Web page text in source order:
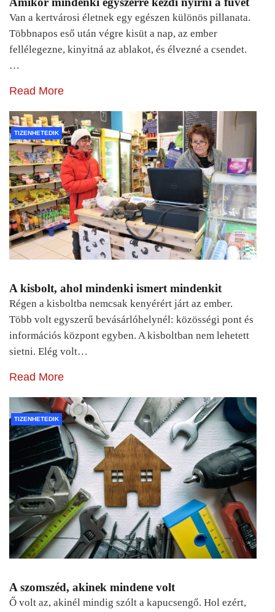
Van a kertvárosi életnek egy egészen különös pillanata.
Többnapos eső után végre kisüt a nap, az ember
fellélegezne, kinyitná az ablakot, és élvezné a csendet.
…
Read More
TIZENHETEDIK
A kisbolt, ahol mindenki ismert mindenkit
Régen a kisboltba nemcsak kenyérért járt az ember.
Több volt egyszerű bevásárlóhelynél: közösségi pont és
információs központ egyben. A kisboltban nem lehetett
sietni. Elég volt…
Read More
TIZENHETEDIK
A szomszéd, akinek mindene volt
Ő volt az, akinél mindig szólt a kapucsengő. Hol ezért,